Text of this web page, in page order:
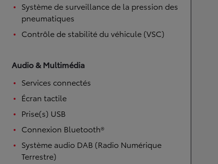
Système de surveillance de la pression des
pneumatiques
Contrôle de stabilité du véhicule (VSC)
Audio & Multimédia
Services connectés
Écran tactile
Prise(s) USB
Connexion Bluetooth®
Système audio DAB (Radio Numérique
Terrestre)